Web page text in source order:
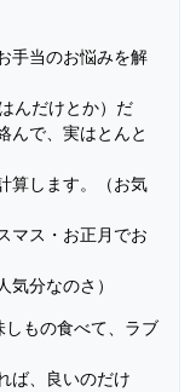
手当のお悩みを解
んだけとか）だ
んで、実はとんと
算します。（お気
マス・お正月でお
分なのさ）
もの食べて、ラブ
ば、良いのだけ